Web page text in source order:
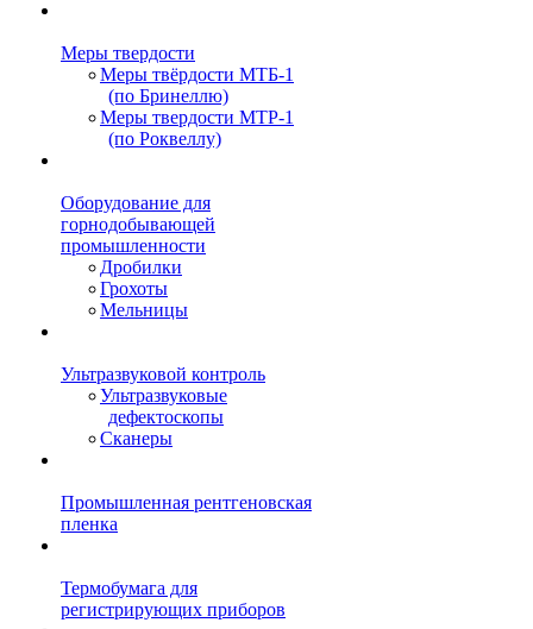
Меры твердости
Меры твёрдости МТБ-1
(по Бринеллю)
Меры твердости МТР-1
(по Роквеллу)
Оборудование для
горнодобывающей
промышленности
Дробилки
Грохоты
Мельницы
Ультразвуковой контроль
Ультразвуковые
дефектоскопы
Сканеры
Промышленная рентгеновская
пленка
Термобумага для
регистрирующих приборов